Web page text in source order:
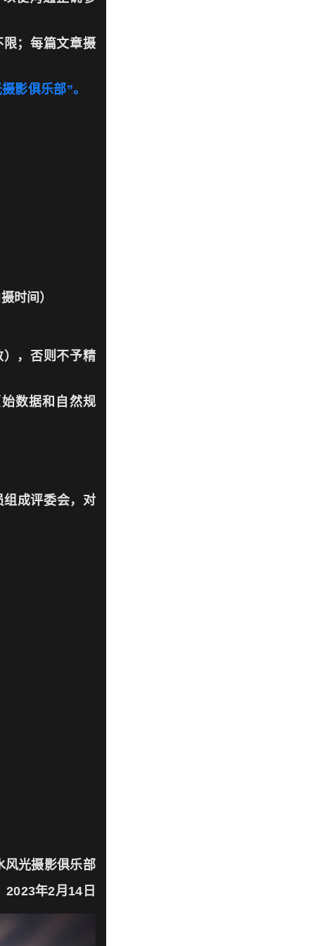
；每篇文章摄
影俱乐部”。
时间）
，否则不予精
数据和自然规
成评委会，对
风光摄影俱乐部
年2月14日